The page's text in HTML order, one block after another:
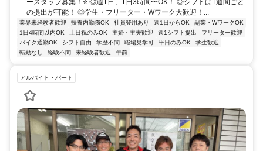
ースタッフ募集！⭐ ◎週1日、1日3時間〜OK！ ◎シフトは1週間ごと
の提出が可能！ ◎学生・フリーター・Wワーク大歓迎！...
業界未経験者歓迎 扶養内勤務OK 社員登用あり 週1日からOK
副業・WワークOK
1日4時間以内OK
土日祝のみOK 主婦・主夫歓迎 週1シフト提出
フリーター歓迎
バイク通勤OK
シフト自由 学歴不問 職場見学可 平日のみOK
学生歓迎
転勤なし
経験不問 未経験者歓迎 午前
アルバイト・パート